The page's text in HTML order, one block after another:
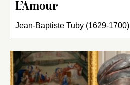
L’Amour
Jean-Baptiste Tuby (1629-1700)